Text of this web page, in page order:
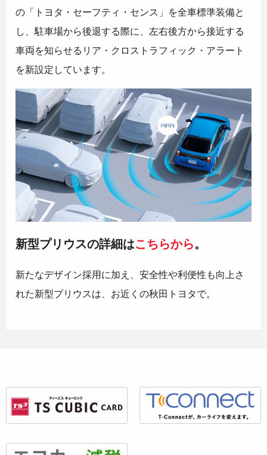
の「トヨタ・セーフティ・センス」を全車標準装備と
し、駐車場から後退する際に、左右後方から接近する
車両を知らせるリア・クロストラフィック・アラート
を新設定しています。
新型プリウスの詳細はこちらから。
新たなデザイン採用に加え、安全性や利便性も向上さ
れた新型プリウスは、お近くの秋田トヨタで。